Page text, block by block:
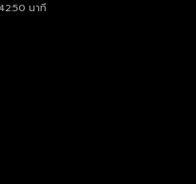
นาที